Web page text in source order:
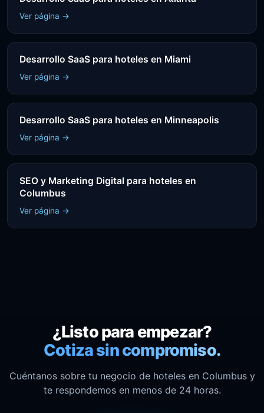
Ver página →
Desarrollo SaaS para hoteles en Miami
Ver página →
Desarrollo SaaS para hoteles en Minneapolis
Ver página →
SEO y Marketing Digital para hoteles en
Columbus
Ver página →
¿Listo para empezar?
Cotiza sin compromiso.
Cuéntanos sobre tu negocio de hoteles en Columbus y
te respondemos en menos de 24 horas.